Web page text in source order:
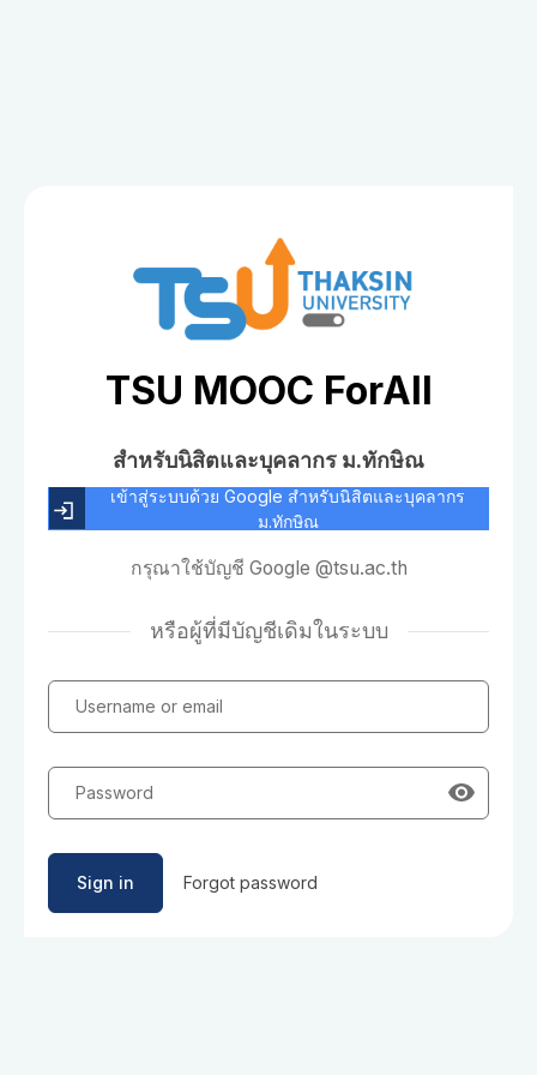
TSU MOOC ForAll
สำหรับนิสิตและบุคลากร ม.ทักษิณ
เข้าสู่ระบบด้วย Google สำหรับนิสิตและบุคลากร
ม.ทักษิณ
กรุณาใช้บัญชี Google @tsu.ac.th
หรือผู้ที่มีบัญชีเดิมในระบบ
Username or email
Password
Sign in Forgot password